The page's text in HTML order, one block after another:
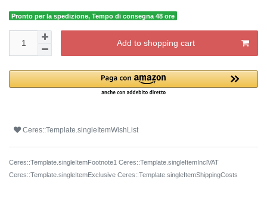
Pronto per la spedizione, Tempo di consegna 48 ore
Add to shopping cart
Ceres::Template.singleItemWishList
Ceres::Template.singleItemFootnote1 Ceres::Template.singleItemInclVAT
Ceres::Template.singleItemExclusive Ceres::Template.singleItemShippingCosts